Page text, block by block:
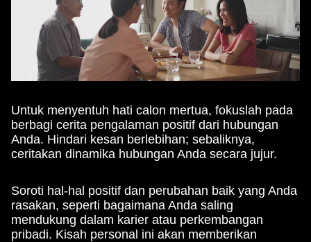
Untuk menyentuh hati calon mertua, fokuslah pada
berbagi cerita pengalaman positif dari hubungan
Anda. Hindari kesan berlebihan; sebaliknya,
ceritakan dinamika hubungan Anda secara jujur.
Soroti hal-hal positif dan perubahan baik yang Anda
rasakan, seperti bagaimana Anda saling
mendukung dalam karier atau perkembangan
pribadi. Kisah personal ini akan memberikan